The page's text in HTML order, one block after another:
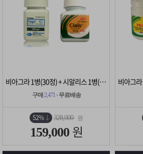
비아그라 1병(30정) + 시알리스 1병(30정)
구매 2,471· 무료배송
52% 328,000 원
159,000 원